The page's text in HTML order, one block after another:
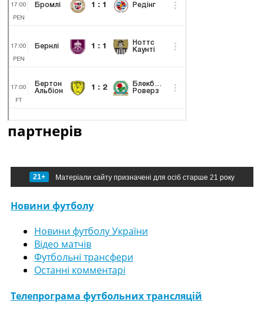
партнерів
21+ Матеріали сайту призначені для осіб старше 21 року
Новини футболу
Новини футболу України
Відео матчів
Футбольні трансфери
Останні комментарі
Телепрограма футбольних трансляцій